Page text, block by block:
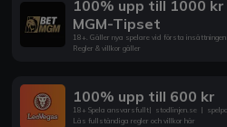
100% upp till 1000
MGM-Tipset
18+. Gäller nya spelare vid första insättningen
Regler & villkor gäller
100% upp till 600 kr
18+ Spela ansvarsfullt| stodlinjen.se |
Läs fullständiga regler och villkor här